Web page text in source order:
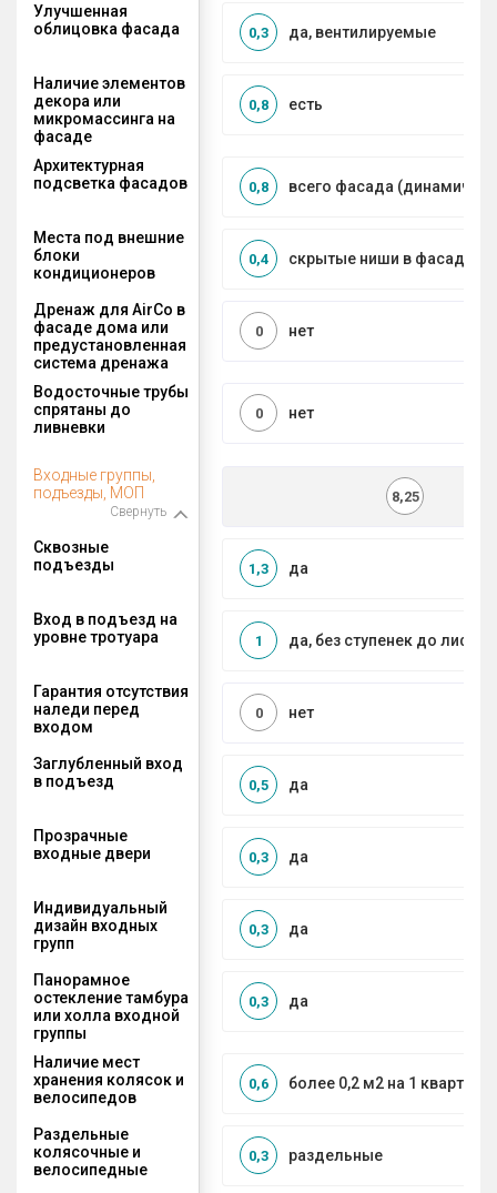
Улучшенная
облицовка фасада
да, вентилируемые
0,3
Наличие элементов
декора или
микромассинга на
фасаде
есть
0,8
Архитектурная
подсветка фасадов
всего фасада
0,8
Места под внешние
блоки
кондиционеров
скрытые ниши в фасаде
0,4
Дренаж для AirCo в
фасаде дома или
предустановленная
система дренажа
нет
0
Водосточные трубы
спрятаны до
ливневки
нет
0
Входные группы,
подъезды, МОП
Свернуть
8,25
Сквозные
подъезды
да
1,3
Вход в подъезд на
уровне тротуара
да, без ступенек до лифта
1
Гарантия отсутствия
наледи перед
входом
нет
0
Заглубленный вход
в подъезд
да
0,5
Прозрачные
входные двери
да
0,3
Индивидуальный
дизайн входных
групп
да
0,3
Панорамное
остекление тамбура
или холла входной
группы
да
0,3
Наличие мест
хранения колясок и
велосипедов
более 0,2 м2 на 1 квартиру
0,6
Раздельные
колясочные и
велосипедные
раздельные
0,3